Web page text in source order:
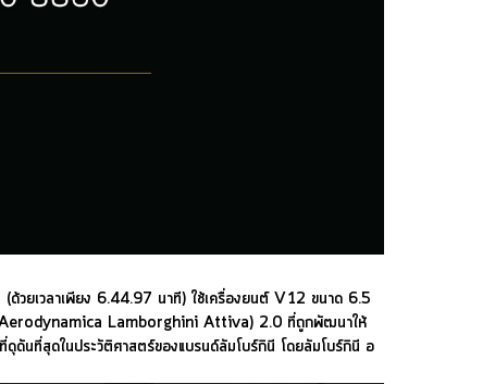
ด้วยเวลาเพียง 6.44.97 นาที) ใช้เครื่องยนต์ V12 ขนาด 6.5
(Aerodynamica Lamborghini Attiva) 2.0 ที่ถูกพัฒนาให้
ที่ดุดันที่สุดในประวัติศาสตร์ของแบรนด์ลัมโบร์กินี โดยลัมโบร์กินี อ